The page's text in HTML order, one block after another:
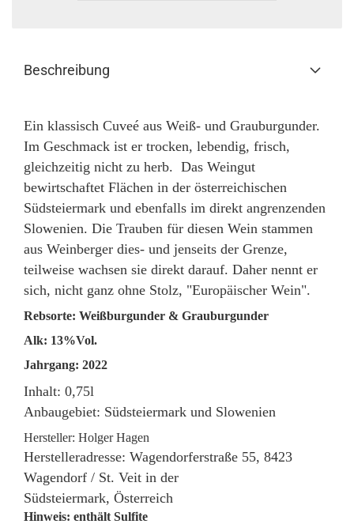
Beschreibung
Ein klassisch Cuveé aus Weiß- und Grauburgunder.
Im Geschmack ist er trocken, lebendig, frisch,
gleichzeitig nicht zu herb. Das Weingut
bewirtschaftet Flächen in der österreichischen
Südsteiermark und ebenfalls im direkt angrenzenden
Slowenien. Die Trauben für diesen Wein stammen
aus Weinberger dies- und jenseits der Grenze,
teilweise wachsen sie direkt darauf. Daher nennt er
sich, nicht ganz ohne Stolz, "Europäischer Wein".
Rebsorte: Weißburgunder & Grauburgunder
Alk: 13%Vol.
Jahrgang: 2022
Inhalt: 0,75l
Anbaugebiet: Südsteiermark und Slowenien
Hersteller: Holger Hagen
Herstelleradresse: Wagendorferstraße 55, 8423
Wagendorf / St. Veit in der
Südsteiermark, Österreich
Hinweis: enthält Sulfite